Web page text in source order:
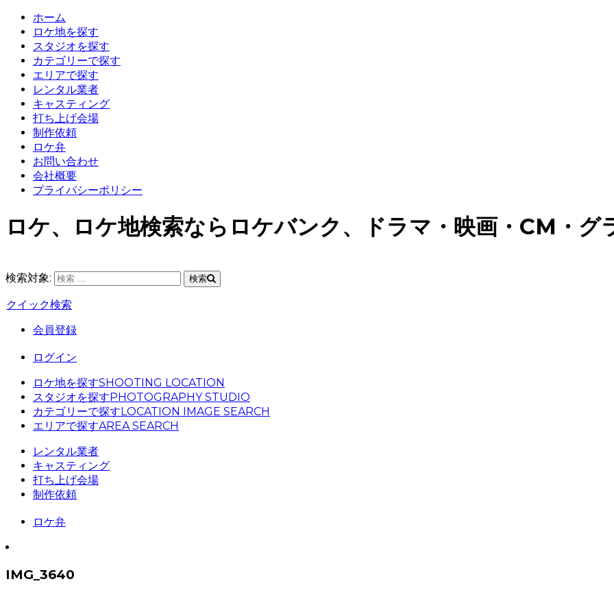
ホーム
ロケ地を探す
スタジオを探す
カテゴリーで探す
エリアで探す
レンタル業者
キャスティング
打ち上げ会場
制作依頼
ロケ弁
お問い合わせ
会社概要
プライバシーポリシー
ロケ、ロケ地検索ならロケバンク、ドラマ・映画・CM・グ
検索対象: 検索
クイック検索
会員登録
ログイン
ロケ地を探すSHOOTING LOCATION
スタジオを探すPHOTOGRAPHY STUDIO
カテゴリーで探すLOCATION IMAGE SEARCH
エリアで探すAREA SEARCH
レンタル業者
キャスティング
打ち上げ会場
制作依頼
ロケ弁
IMG_3640